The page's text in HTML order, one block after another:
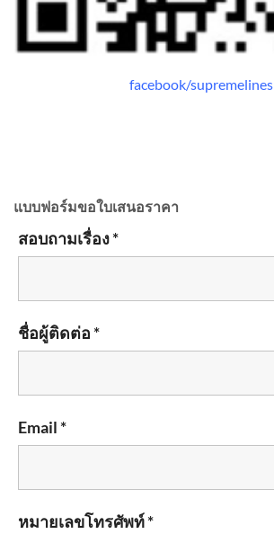
facebook/supremelines
แบบฟอร์มขอใบเสนอราคา
สอบถามเรื่อง *
ชื่อผู้ติดต่อ *
Email *
หมายเลขโทรศัพท์ *